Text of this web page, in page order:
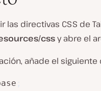
las directivas CSS de
cssy abre el
añade el siguiente